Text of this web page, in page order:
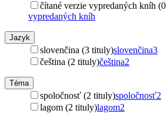
čítané verzie vypredaných kníh
vypredaných kníh
Jazyk
slovenčina (3 tituly)slovenčina3
čeština (2 tituly)čeština2
Téma
spoločnosť (2 tituly)spoločnosť2
lagom (2 tituly)lagom2